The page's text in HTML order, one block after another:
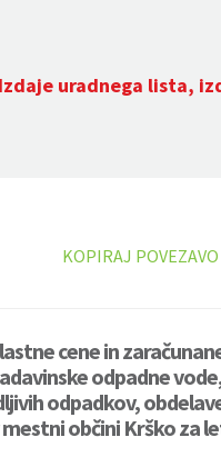
uradnega lista,
KOPIRAJ POVEZAVO
cene in
odpadne
odpadkov,
občini Krško za